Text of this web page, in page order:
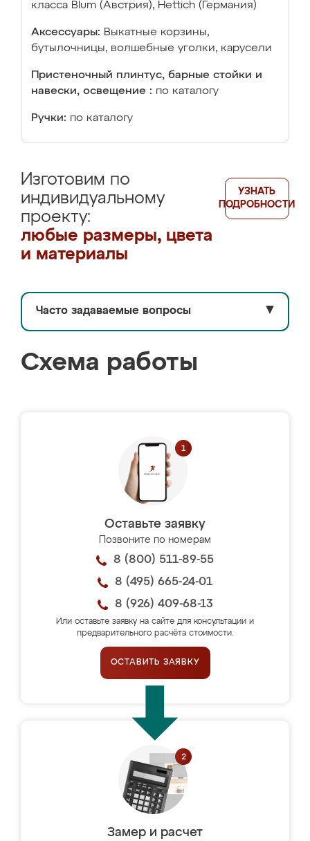
класса Blum (Австрия), Hettich (Германия)
Аксессуары: Выкатные корзины,
бутылочницы, волшебные уголки, карусели
Пристеночный плинтус, барные стойки и
навески, освещение : по каталогу
Ручки: по каталогу
Изготовим по
индивидуальному
проекту:
любые размеры, цвета
и материалы
УЗНАТЬ
ПОДРОБНОСТИ
Часто задаваемые вопросы ▼
Схема работы
Оставьте заявку
Позвоните по номерам
8 (800) 511-89-55
8 (495) 665-24-01
8 (926) 409-68-13
Или оставьте заявку на сайте для консультации и
предварительного расчёта стоимости.
ОСТАВИТЬ ЗАЯВКУ
Замер и расчет